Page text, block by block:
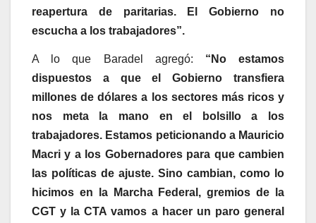
reapertura de paritarias. El Gobierno no
escucha a los trabajadores”.
A lo que Baradel agregó: “No estamos
dispuestos a que el Gobierno transfiera
millones de dólares a los sectores más ricos y
nos meta la mano en el bolsillo a los
trabajadores. Estamos peticionando a Mauricio
Macri y a los Gobernadores para que cambien
las políticas de ajuste. Sino cambian, como lo
hicimos en la Marcha Federal, gremios de la
CGT y la CTA vamos a hacer un paro general